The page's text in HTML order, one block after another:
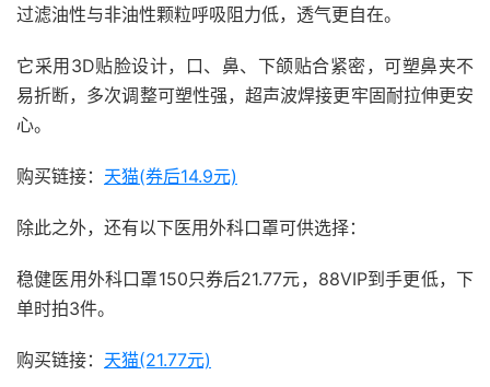
过滤油性与非油性颗粒呼吸阻力低，透气更自在。
它采用3D贴脸设计，口、鼻、下颌贴合紧密，可塑鼻夹不
易折断，多次调整可塑性强，超声波焊接更牢固耐拉伸更安
心。
购买链接： 天猫(券后14.9元)
除此之外，还有以下医用外科口罩可供选择：
稳健医用外科口罩150只券后21.77元，88VIP到手更低，下
单时拍3件。
购买链接： 天猫(21.77元)